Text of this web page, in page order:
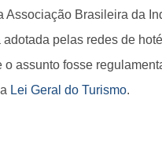
Associação Brasileira da
adotada pelas redes de
o assunto fosse
Lei Geral do Turismo.